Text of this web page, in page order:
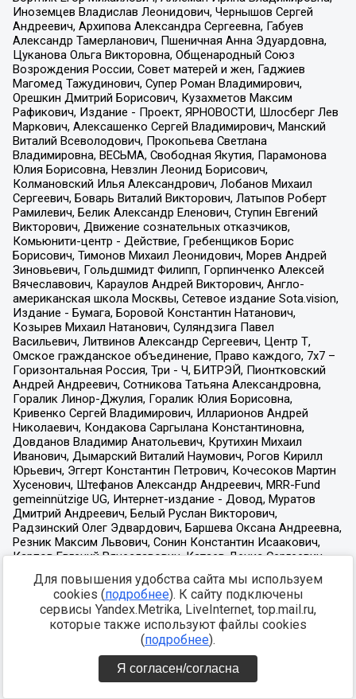
Для повышения удобства сайта мы используем
cookies (подробнее). К сайту подключены
сервисы Yandex.Metrika, LiveInternet, top.mail.ru,
которые также используют файлы cookies
(подробнее).
Я согласен/согласна